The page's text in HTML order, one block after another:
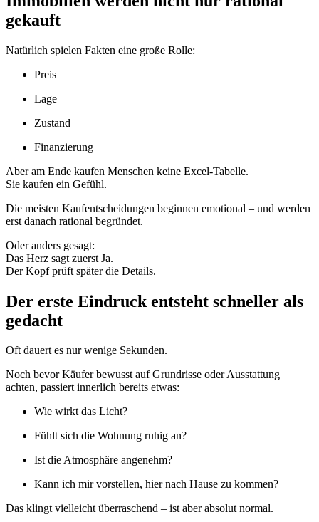
gekauft
Natürlich spielen Fakten eine große Rolle:
Preis
Lage
Zustand
Finanzierung
Aber am Ende kaufen Menschen keine Excel-Tabelle.
Sie kaufen ein Gefühl.
Die meisten Kaufentscheidungen beginnen emotional – und werden
erst danach rational begründet.
Oder anders gesagt:
Das Herz sagt zuerst Ja.
Der Kopf prüft später die Details.
Der erste Eindruck entsteht schneller als
gedacht
Oft dauert es nur wenige Sekunden.
Noch bevor Käufer bewusst auf Grundrisse oder Ausstattung
achten, passiert innerlich bereits etwas:
Wie wirkt das Licht?
Fühlt sich die Wohnung ruhig an?
Ist die Atmosphäre angenehm?
Kann ich mir vorstellen, hier nach Hause zu kommen?
Das klingt vielleicht überraschend – ist aber absolut normal.